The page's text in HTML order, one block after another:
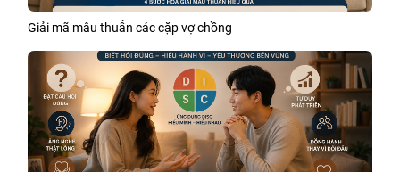
Giải mã mâu thuẫn các cặp vợ chồng